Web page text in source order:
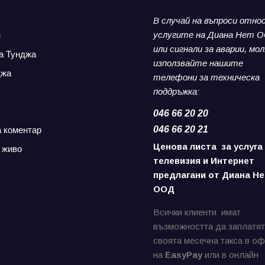
Тунджа
коментар
живо
В случай на въпроси
услугите на Диана Нет
или сигнали за аварии,
използвайте нашите
телефони за техническа
поддръжка:
046 66 20 20
046 66 20 21
Ценова листа за услуга
телевизия и Интернет
предлагани от Диана
ООД
Всички клиенти имат
възможността да заплатят
своята месечна такса в
на EasyPayили в онлайн